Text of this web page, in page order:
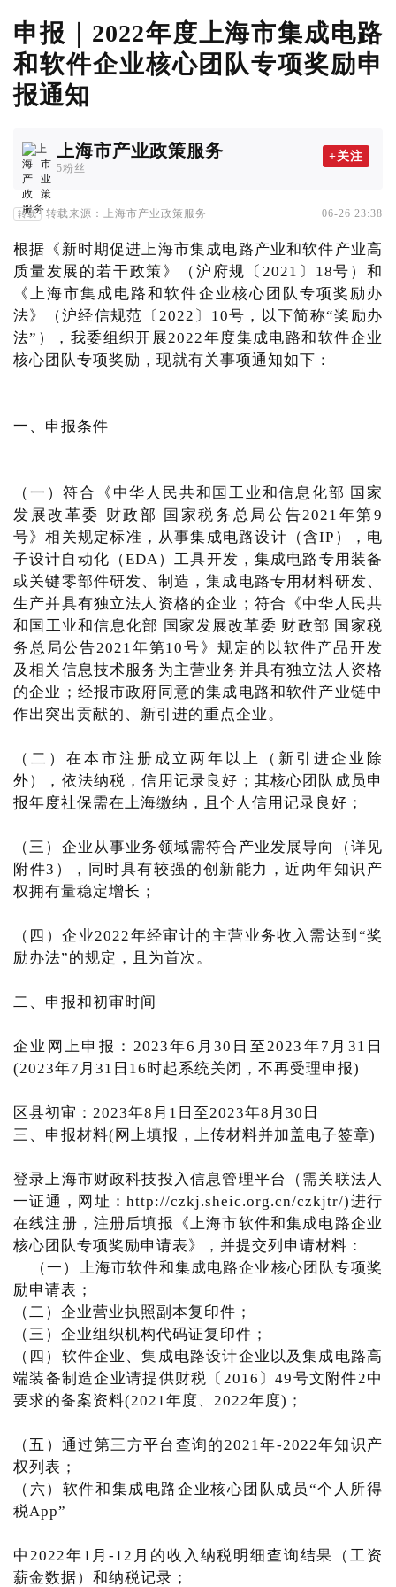
申报｜2022年度上海市集成电路
和软件企业核心团队专项奖励申
报通知
上海市产业政策服务
5粉丝
+关注
转载 转载来源：上海市产业政策服务 06-26 23:38
根据《新时期促进上海市集成电路产业和软件产业高
质量发展的若干政策》（沪府规〔2021〕18号）和
《上海市集成电路和软件企业核心团队专项奖励办
法》（沪经信规范〔2022〕10号，以下简称“奖励办
法”），我委组织开展2022年度集成电路和软件企业
核心团队专项奖励，现就有关事项通知如下：
一、申报条件
（一）符合《中华人民共和国工业和信息化部 国家
发展改革委 财政部 国家税务总局公告2021年第9
号》相关规定标准，从事集成电路设计（含IP），电
子设计自动化（EDA）工具开发，集成电路专用装备
或关键零部件研发、制造，集成电路专用材料研发、
生产并具有独立法人资格的企业；符合《中华人民共
和国工业和信息化部 国家发展改革委 财政部 国家税
务总局公告2021年第10号》规定的以软件产品开发
及相关信息技术服务为主营业务并具有独立法人资格
的企业；经报市政府同意的集成电路和软件产业链中
作出突出贡献的、新引进的重点企业。
（二）在本市注册成立两年以上（新引进企业除
外），依法纳税，信用记录良好；其核心团队成员申
报年度社保需在上海缴纳，且个人信用记录良好；
（三）企业从事业务领域需符合产业发展导向（详见
附件3），同时具有较强的创新能力，近两年知识产
权拥有量稳定增长；
（四）企业2022年经审计的主营业务收入需达到“奖
励办法”的规定，且为首次。
二、申报和初审时间
企业网上申报：2023年6月30日至2023年7月31日
(2023年7月31日16时起系统关闭，不再受理申报)
区县初审：2023年8月1日至2023年8月30日
三、申报材料(网上填报，上传材料并加盖电子签章)
登录上海市财政科技投入信息管理平台（需关联法人
一证通，网址：http://czkj.sheic.org.cn/czkjtr/)进行
在线注册，注册后填报《上海市软件和集成电路企业
核心团队专项奖励申请表》，并提交列申请材料：
（一）上海市软件和集成电路企业核心团队专项奖
励申请表；
（二）企业营业执照副本复印件；
（三）企业组织机构代码证复印件；
（四）软件企业、集成电路设计企业以及集成电路高
端装备制造企业请提供财税〔2016〕49号文附件2中
要求的备案资料(2021年度、2022年度)；
（五）通过第三方平台查询的2021年-2022年知识产
权列表；
（六）软件和集成电路企业核心团队成员“个人所得
税App”
中2022年1月-12月的收入纳税明细查询结果（工资
薪金数据）和纳税记录；